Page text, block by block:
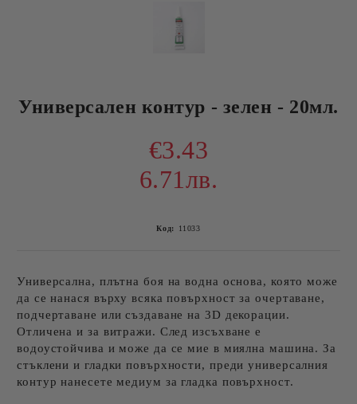
Универсален контур - зелен - 20мл.
€3.43
6.71лв.
Код: 11033
Универсална, плътна боя на водна основа, която може
да се нанася върху всяка повърхност за очертаване,
подчертаване или създаване на 3D декорации.
Отличена и за витражи. След изсъхване е
водоустойчива и може да се мие в миялна машина. За
стъклени и гладки повърхности, преди универсалния
контур нанесете медиум за гладка повърхност.